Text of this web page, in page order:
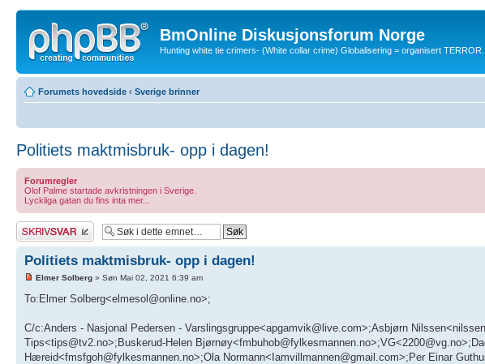
BmOnline Diskusjonsforum Norge
Hunting white tie crimers- (White collar crime) Globalisering = organisert
Forumets hovedside ‹ Sverige brinner
Politiets maktmisbruk- opp i dagen!
Forumregler
Olof Palme startade avkristningen i Sverige.
Lyckliga gatan du fins inta mer...
Skriv et svar
Politiets maktmisbruk- opp i dagen!
Elmer Solberg » Søn Mai 02, 2021 6:39 am
To:Elmer Solberg<elmesol@online.no>;
C/c:Anders - Nasjonal Pedersen - Varslingsgruppe<apgamvik@live.com>;Asbjørn
Tips<tips@tv2.no>;Buskerud-Helen
Hæreid<fmsfgoh@fylkesmannen.no>;Ola Normann<Iamvillmannen@gmail.com>;Per Einar